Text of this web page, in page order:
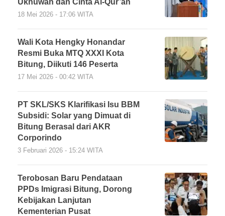
18 Mei 2026 - 17:06 WITA
Wali Kota Hengky Honandar
Resmi Buka MTQ XXXI Kota
Bitung, Diikuti 146 Peserta
17 Mei 2026 - 00:42 WITA
PT SKL/SKS Klarifikasi Isu BBM
Subsidi: Solar yang Dimuat di
Bitung Berasal dari AKR
Corporindo
3 Februari 2026 - 15:24 WITA
Terobosan Baru Pendataan
PPDs Imigrasi Bitung, Dorong
Kebijakan Lanjutan
Kementerian Pusat